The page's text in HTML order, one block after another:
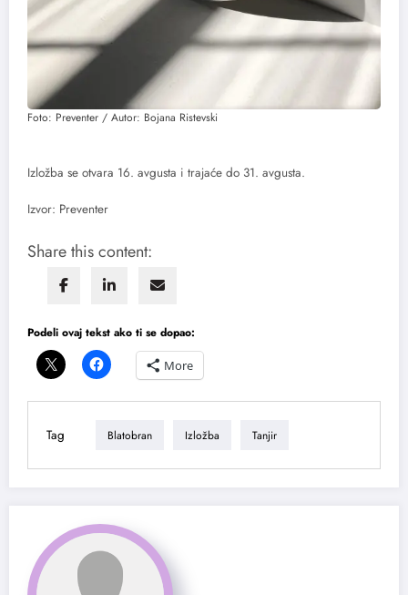
Foto: Preventer / Autor: Bojana Ristevski
Izložba se otvara 16. avgusta i trajaće do 31. avgusta.
Izvor: Preventer
Share this content:
Podeli ovaj tekst ako ti se dopao:
More
Tag Blatobran Izložba Tanjir